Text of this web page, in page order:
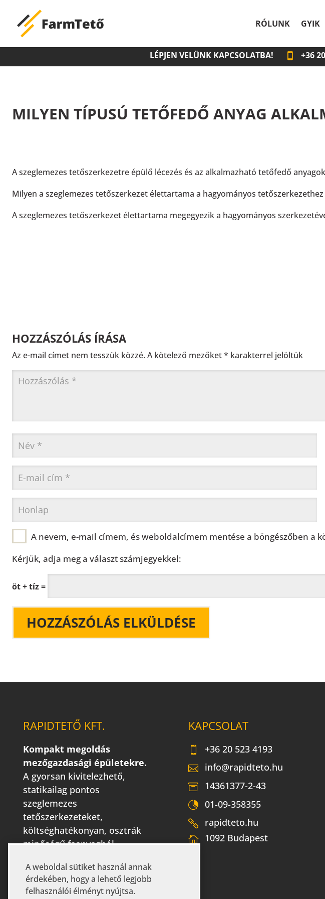
A weboldal sütiket használ annak
érdekében, hogy a lehető legjobb
felhasználói élményt nyújtsa.
RÓLUNK GYIK
LÉPJEN VELÜNK KAPCSOLATBA! +36
MILYEN TÍPUSÚ TETŐFEDŐ ANYAG
A szeglemezes tetőszerkezetre épülő lécezés és az alkalmazható tetőfedő
Milyen a szeglemezes tetőszerkezet élettartama a hagyományos tetőszerkezethez
A szeglemezes tetőszerkezet élettartama megegyezik a hagyományos
HOZZÁSZÓLÁS ÍRÁSA
Az e-mail címet nem tesszük közzé. A kötelező mezőket* karakterrel jelöltük
A nevem, e-mail címem, és weboldalcímem mentése a böngészőben a
Kérjük, adja meg a választ számjegyekkel:
öt + tíz =
RAPIDTETŐ KFT.
Kompakt megoldás
mezőgazdasági épületekre.
A gyorsan kivitelezhető,
statikailag pontos
szeglemezes
tetőszerkezeteket,
költséghatékonyan, osztrák
minőségű faanyagból
KAPCSOLAT
+36 20 523 4193
info@rapidteto.hu
14361377-2-43
01-09-358355
rapidteto.hu
1092 Budapest